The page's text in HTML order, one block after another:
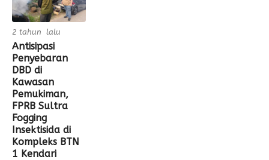
2 tahun lalu
Antisipasi
Penyebaran
DBD di
Kawasan
Pemukiman,
FPRB Sultra
Fogging
Insektisida di
Kompleks BTN
1 Kendari